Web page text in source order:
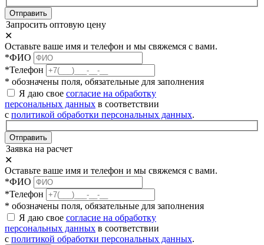
Отправить
Запросить оптовую цену
✕
Оставьте ваше имя и телефон и мы свяжемся с вами.
*ФИО
*Телефон
* обозначены поля, обязательные для заполнения
Я даю свое согласие на обработку
персональных данных в соответствии
с политикой обработки персональных данных.
Отправить
Заявка на расчет
✕
Оставьте ваше имя и телефон и мы свяжемся с вами.
*ФИО
*Телефон
* обозначены поля, обязательные для заполнения
Я даю свое согласие на обработку
персональных данных в соответствии
с политикой обработки персональных данных.